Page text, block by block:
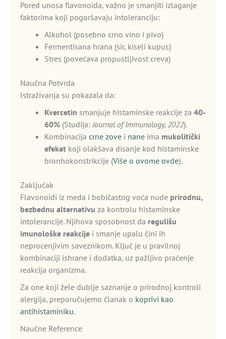
Pored unosa flavonoida, važno je smanjiti izlaganje
faktorima koji pogoršavaju intoleranciju:
Alkohol (posebno crno vino i pivo)
Fermentisana hrana (sir, kiseli kupus)
Stres (povećava propustljivost creva)
Naučna Potvrda
Istraživanja su pokazala da:
Kvercetin smanjuje histaminske reakcije za 40-
60% (Studija:Journal of Immunology, 2022).
Kombinacija crne zove i nane ima mukolitički
efekat koji olakšava disanje kod histaminske
bronhokonstrikcije (Više o ovome ovde).
Zaključak
Flavonoidi iz meda i bobičastog voća nude prirodnu,
bezbednu alternativu za kontrolu histaminske
intolerancije. Njihova sposobnost da regulišu
imunološke reakcije i smanje upalu čini ih
neprocenjivim saveznikom. Ključ je u pravilnoj
kombinaciji ishrane i dodatka, uz pažljivo praćenje
reakcija organizma.
Za one koji žele dublje saznanje o prirodnoj kontroli
alergija, preporučujemo članak o koprivi kao
antihistaminiku.
Naučne Reference